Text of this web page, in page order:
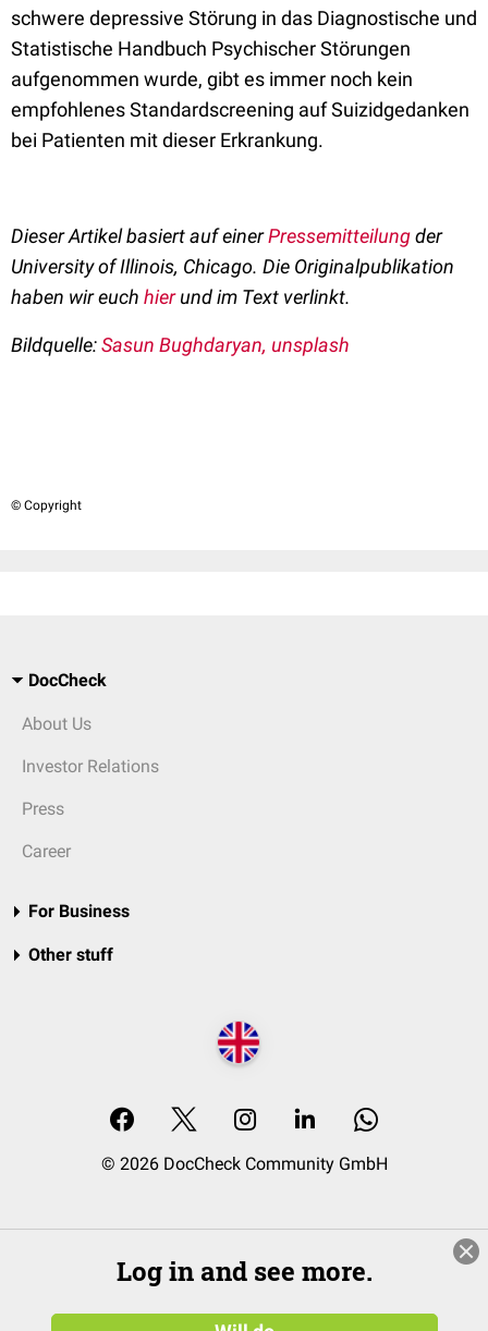
schwere depressive Störung in das Diagnostische und
Statistische Handbuch Psychischer Störungen
aufgenommen wurde, gibt es immer noch kein
empfohlenes Standardscreening auf Suizidgedanken
bei Patienten mit dieser Erkrankung.
Dieser Artikel basiert auf einerPressemitteilungder
University of Illinois, Chicago. Die Originalpublikation
haben wir euch hierund im Text verlinkt.
Bildquelle:Sasun Bughdaryan, unsplash
© Copyright
DocCheck
About Us
Investor Relations
Press
Career
For Business
Other stuff
© 2026 DocCheck Community GmbH
Log in and see more.